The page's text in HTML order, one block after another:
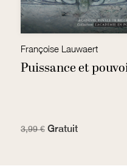
Françoise Lauwaert
Puissance et
3,99 € Gratuit